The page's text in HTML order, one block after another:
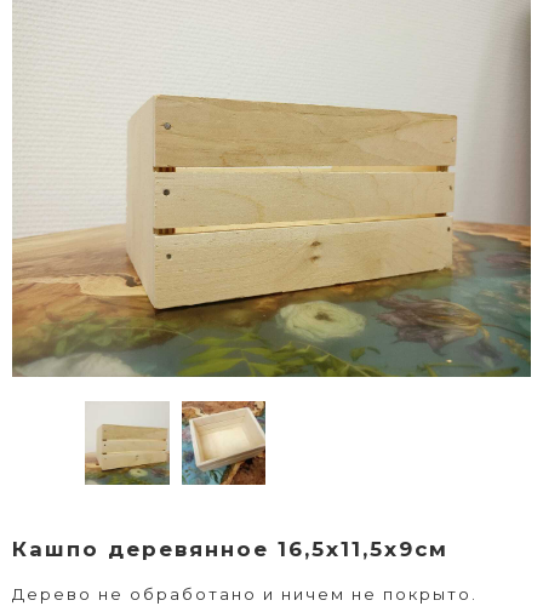
Кашпо деревянное 16,5х11,5х9см
Дерево не обработано и ничем не покрыто.